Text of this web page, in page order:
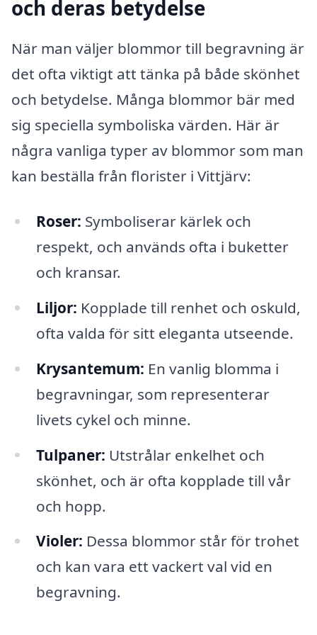
och deras betydelse
När man väljer blommor till begravning är
det ofta viktigt att tänka på både skönhet
och betydelse. Många blommor bär med
sig speciella symboliska värden. Här är
några vanliga typer av blommor som man
kan beställa från florister i Vittjärv:
Roser: Symboliserar kärlek och
respekt, och används ofta i buketter
och kransar.
Liljor: Kopplade till renhet och oskuld,
ofta valda för sitt eleganta utseende.
Krysantemum: En vanlig blomma i
begravningar, som representerar
livets cykel och minne.
Tulpaner: Utstrålar enkelhet och
skönhet, och är ofta kopplade till vår
och hopp.
Violer: Dessa blommor står för trohet
och kan vara ett vackert val vid en
begravning.